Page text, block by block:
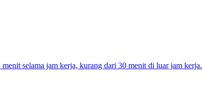
selama jam kerja, kurang dari 30 menit di luar jam kerja.